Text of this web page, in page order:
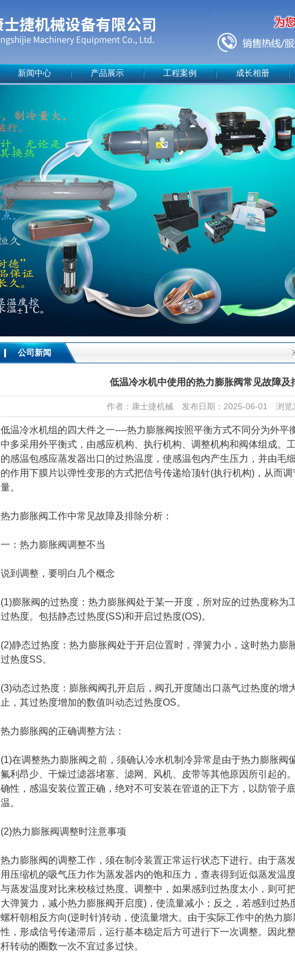
新闻中心 产品展示 工程案例 成长相册
公司新闻
低温冷水机中使用的热力膨胀阀常见故障及
作者：康士捷机械 发布日期：2025-06-01 浏览
低温冷水机组的四大件之一----热力膨胀阀按照平衡方式不同分为外平
中多采用外平衡式，由感应机构、执行机构、调整机构和阀体组成。
的感温包感应蒸发器出口的过热温度，使感温包内产生压力，并由毛
的作用下膜片以弹性变形的方式把信号传递给顶针(执行机构)，从而
量。
热力膨胀阀工作中常见故障及排除分析：
一：热力膨胀阀调整不当
说到调整，要明白几个概念
(1)膨胀阀的过热度：热力膨胀阀处于某一开度，所对应的过热度称为
过热度。包括静态过热度(SS)和开启过热度(OS)。
(2)静态过热度：热力膨胀阀处于开启位置时，弹簧力小，这时热力膨
过热度SS。
(3)动态过热度：膨胀阀阀孔开启后，阀孔开度随出口蒸气过热度的增
止，其过热度增加的数值叫动态过热度OS。
热力膨胀阀的正确调整方法：
(1)在调整热力膨胀阀之前，须确认冷水机制冷异常是由于热力膨胀阀
氟利昂少、干燥过滤器堵塞、滤网、风机、皮带等其他原因所引起的
确性，感温安装位置正确，绝对不可安装在管道的正下方，以防管子
温。
(2)热力膨胀阀调整时注意事项
热力膨胀阀的调整工作，须在制冷装置正常运行状态下进行。由于蒸
用压缩机的吸气压力作为蒸发器内的饱和压力，查表得到近似蒸发温
与蒸发温度对比来校核过热度。调整中，如果感到过热度太小，则可
大弹簧力，减小热力膨胀阀开启度)，使流量减小；反之，若感到过热
螺杆朝相反方向(逆时针)转动，使流量增大。由于实际工作中的热力
性，形成信号传递滞后，运行基本稳定后方可进行下一次调整。因此
杆转动的圈数一次不宜过多过快。